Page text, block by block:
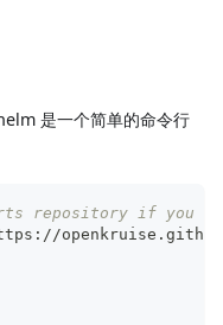
是一个简单的命令行
repository if you